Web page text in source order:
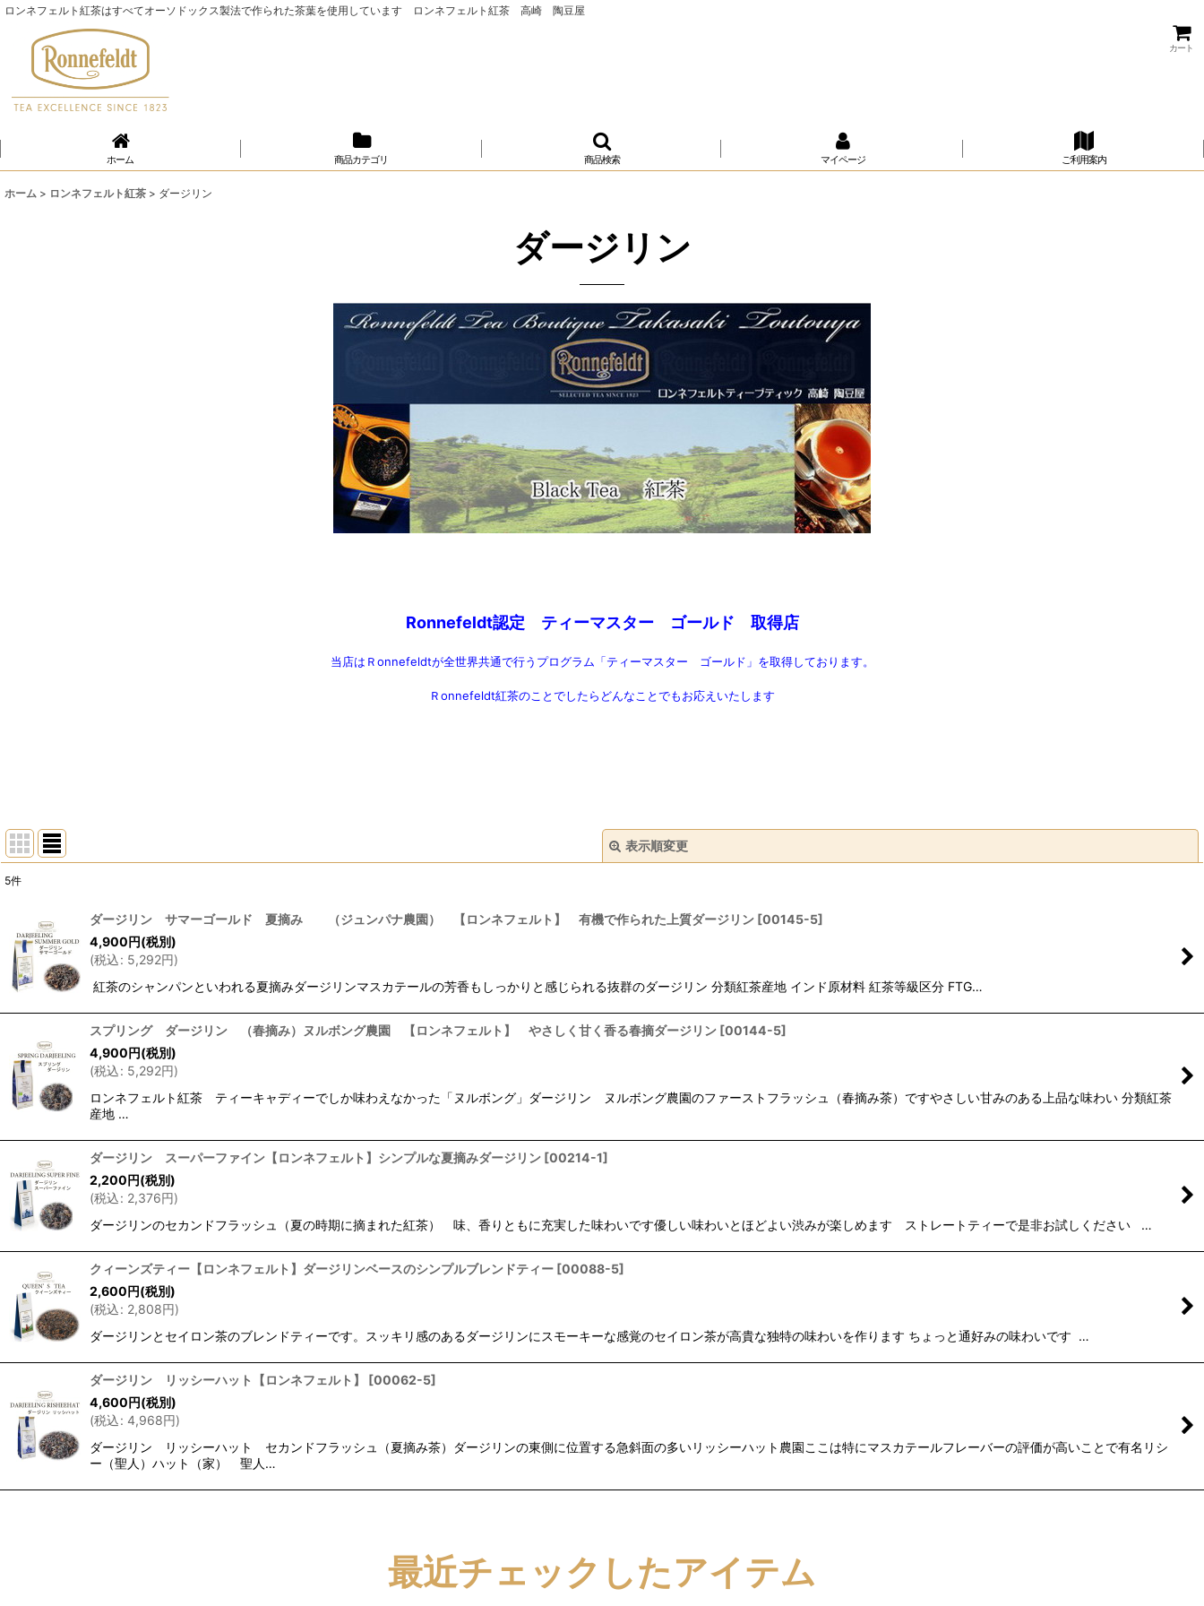
ロンネフェルト紅茶はすべてオーソドックス製法で作られた茶葉を使用しています ロンネフェルト紅茶 高崎 陶豆屋
カート
ホーム 商品カテゴリ 商品検索 マイページ ご利用案内
ホーム > ロンネフェルト紅茶 > ダージリン
ダージリン
Ronnefeldt認定 ティーマスター ゴールド 取得店
当店はＲonnefeldtが全世界共通で行うプログラム「ティーマスター ゴールド」を取得しております。
Ｒonnefeldt紅茶のことでしたらどんなことでもお応えいたします
表示順変更
並び順:
絞り込む
5件
ダージリン サマーゴールド 夏摘み （ジュンパナ農園） 【ロンネフェルト】 有機で作られた上質ダージリン [00145-5]
4,900円(税別)
(税込: 5,292円)
紅茶のシャンパンといわれる夏摘みダージリンマスカテールの芳香もしっかりと感じられる抜群のダージリン 分類紅茶産地 インド原材料 紅茶等級区分 FTG…
スプリング ダージリン （春摘み）ヌルボング農園 【ロンネフェルト】 やさしく甘く香る春摘ダージリン [00144-5]
4,900円(税別)
(税込: 5,292円)
ロンネフェルト紅茶 ティーキャディーでしか味わえなかった「ヌルボング」ダージリン ヌルボング農園のファーストフラッシュ（春摘み茶）ですやさしい甘みのある上品な味わい 分類紅茶
産地 …
ダージリン スーパーファイン【ロンネフェルト】シンプルな夏摘みダージリン [00214-1]
2,200円(税別)
(税込: 2,376円)
ダージリンのセカンドフラッシュ（夏の時期に摘まれた紅茶） 味、香りともに充実した味わいです優しい味わいとほどよい渋みが楽しめます ストレートティーで是非お試しください …
クィーンズティー【ロンネフェルト】ダージリンベースのシンプルブレンドティー [00088-5]
2,600円(税別)
(税込: 2,808円)
ダージリンとセイロン茶のブレンドティーです。スッキリ感のあるダージリンにスモーキーな感覚のセイロン茶が高貴な独特の味わいを作ります ちょっと通好みの味わいです …
ダージリン リッシーハット【ロンネフェルト】 [00062-5]
4,600円(税別)
(税込: 4,968円)
ダージリン リッシーハット セカンドフラッシュ（夏摘み茶）ダージリンの東側に位置する急斜面の多いリッシーハット農園ここは特にマスカテールフレーバーの評価が高いことで有名リシ
ー（聖人）ハット（家） 聖人…
最近チェックしたアイテム